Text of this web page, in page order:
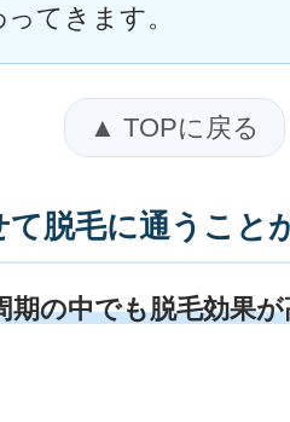
ってきます。
▲ TOPに戻る
て脱毛に通うこと
期の中でも脱毛効果